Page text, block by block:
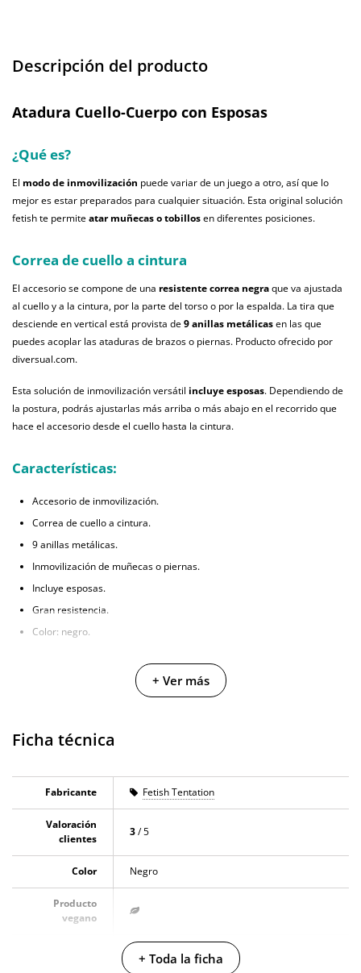
Descripción del producto
Atadura Cuello-Cuerpo con Esposas
¿Qué es?
El modo de inmovilización puede variar de un juego a otro, así que lo
mejor es estar preparados para cualquier situación. Esta original solución
fetish te permiteatar muñecas o tobillosen diferentes posiciones.
Correa de cuello a cintura
El accesorio se compone de una resistente correa negraque va ajustada
al cuello y a la cintura, por la parte del torso o por la espalda. La tira que
desciende en vertical está provista de9 anillas metálicasen las que
puedes acoplar las ataduras de brazos o piernas. Producto ofrecido por
diversual.com.
Esta solución de inmovilización versátil incluye esposas. Dependiendo de
la postura, podrás ajustarlas más arriba o más abajo en el recorrido que
hace el accesorio desde el cuello hasta la cintura.
Características:
Accesorio de inmovilización.
Correa de cuello a cintura.
9 anillas metálicas.
Inmovilización de muñecas o piernas.
Incluye esposas.
Gran resistencia.
Color: negro.
+ Ver más
Ficha técnica
Fabricante Fetish Tentation
Valoración
clientes
3/ 5
Color Negro
Producto
vegano
+ Toda la ficha